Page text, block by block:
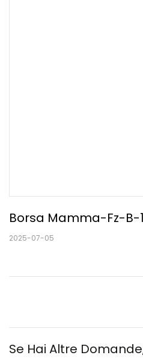
Borsa Mamma-Fz-B-
2025-07-05
Se Hai Altre